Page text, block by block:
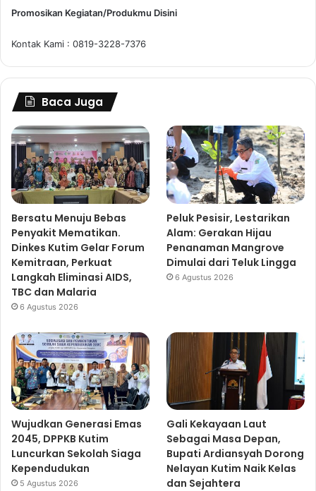
Promosikan Kegiatan/Produkmu Disini
Kontak Kami : 0819-3228-7376
Baca Juga
Bersatu Menuju Bebas
Penyakit Mematikan.
Dinkes Kutim Gelar Forum
Kemitraan, Perkuat
Langkah Eliminasi AIDS,
TBC dan Malaria
6 Agustus 2026
Peluk Pesisir, Lestarikan
Alam: Gerakan Hijau
Penanaman Mangrove
Dimulai dari Teluk Lingga
6 Agustus 2026
Wujudkan Generasi Emas
2045, DPPKB Kutim
Luncurkan Sekolah Siaga
Kependudukan
5 Agustus 2026
Gali Kekayaan Laut
Sebagai Masa Depan,
Bupati Ardiansyah Dorong
Nelayan Kutim Naik Kelas
dan Sejahtera